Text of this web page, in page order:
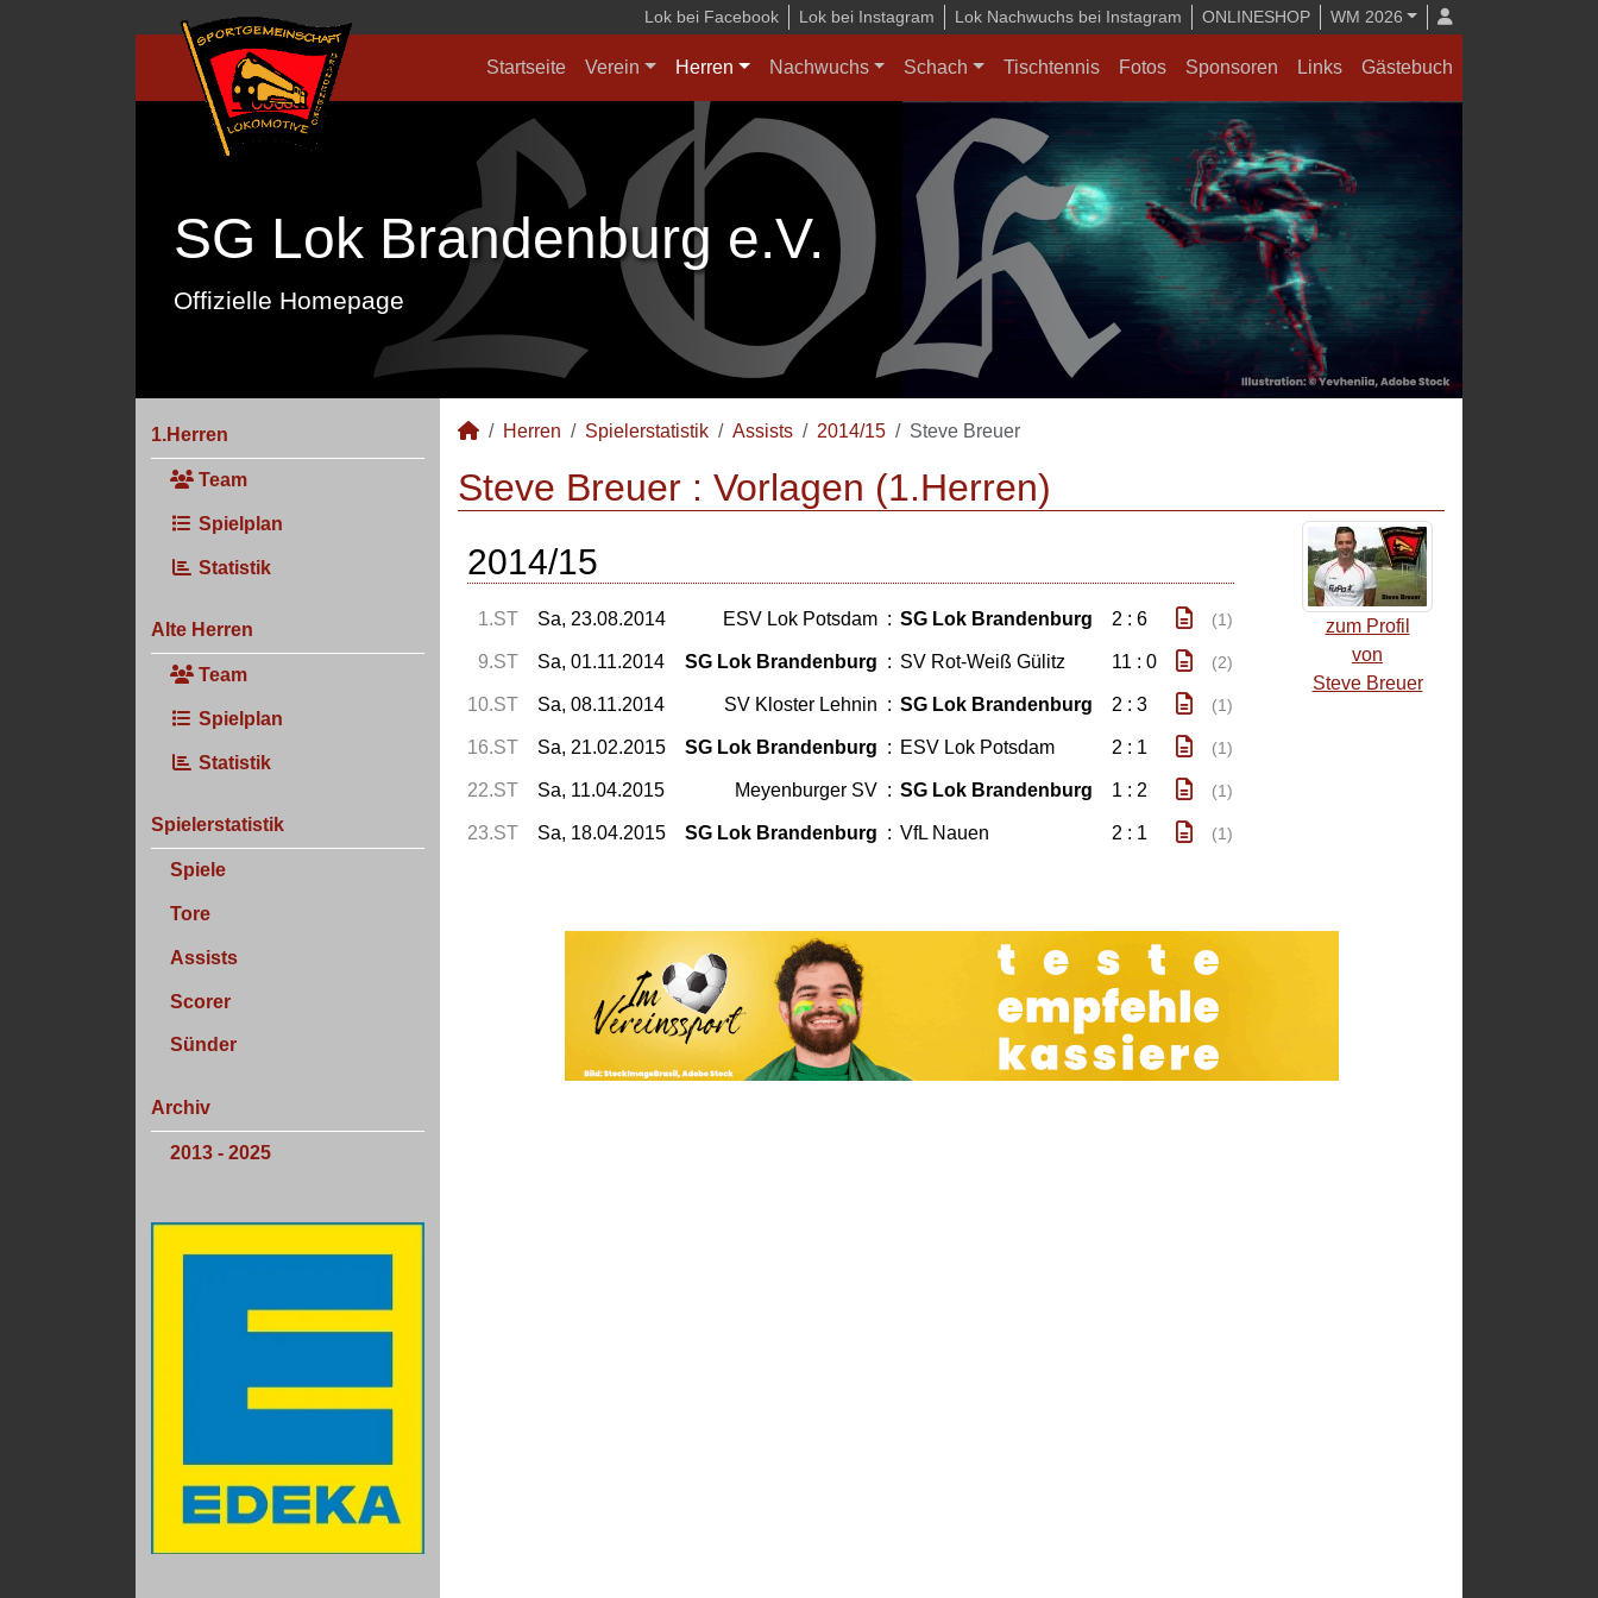
Lok bei Facebook Lok bei Instagram Lok Nachwuchs bei Instagram ONLINESHOP WM 2026
Startseite Verein Herren Nachwuchs Schach Tischtennis Fotos Sponsoren Links Gästebuch
SG Lok Brandenburg e.V.
Offizielle Homepage
1.Herren
Team
Spielplan
Statistik
Alte Herren
Team
Spielplan
Statistik
Spielerstatistik
Spiele
Tore
Assists
Scorer
Sünder
Archiv
2013 - 2025
Herren Spielerstatistik Assists 2014/15 Steve Breuer
Steve Breuer : Vorlagen (1.Herren)
zum Profil
von
Steve Breuer
2014/15
1.ST Sa, 23.08.2014 ESV Lok Potsdam : SG Lok Brandenburg 2 : 6 (1)
9.ST Sa, 01.11.2014 SG Lok Brandenburg : SV Rot-Weiß Gülitz 11 : 0 (2)
10.ST Sa, 08.11.2014 SV Kloster Lehnin : SG Lok Brandenburg 2 : 3 (1)
16.ST Sa, 21.02.2015 SG Lok Brandenburg : ESV Lok Potsdam 2 : 1 (1)
22.ST Sa, 11.04.2015 Meyenburger SV : SG Lok Brandenburg 1 : 2 (1)
23.ST Sa, 18.04.2015 SG Lok Brandenburg : VfL Nauen 2 : 1 (1)